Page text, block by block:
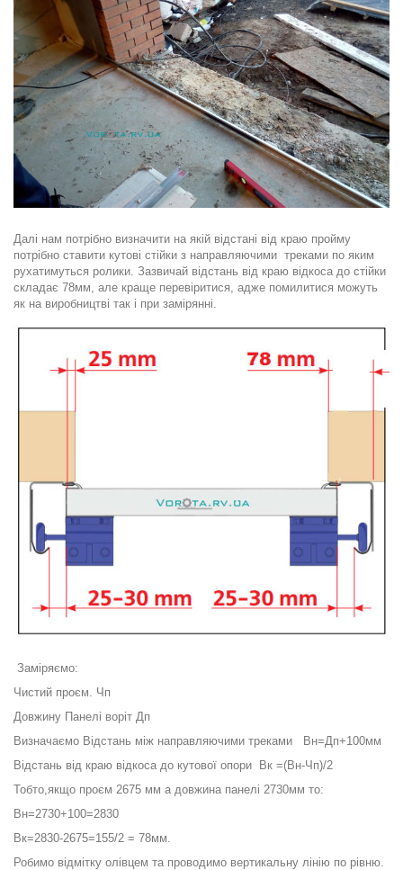
Далі нам потрібно визначити на якій відстані від краю пройму
потрібно ставити кутові стійки з направляючими треками по яким
рухатимуться ролики. Зазвичай відстань від краю відкоса до стійки
складає 78мм, але краще перевіритися, адже помилитися можуть
як на виробництві так і при замірянні.
Заміряємо:
Чистий проєм. Чп
Довжину Панелі воріт Дп
Визначаємо Відстань між направляючими треками Вн=Дп+100мм
Відстань від краю відкоса до кутової опори Вк =(Вн-Чп)/2
Тобто,якщо проєм 2675 мм а довжина панелі 2730мм то:
Вн=2730+100=2830
Вк=2830-2675=155/2 = 78мм.
Робимо відмітку олівцем та проводимо вертикальну лінію по рівню.